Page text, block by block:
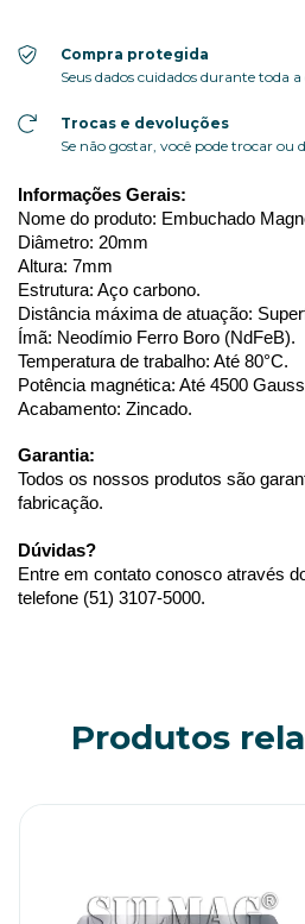
Compra protegida
Seus dados cuidados durante toda
Trocas e devoluções
Se não gostar, você pode trocar ou
Informações Gerais:
Nome do produto: Embuchado
Diâmetro: 20mm
Altura: 7mm
Estrutura: Aço carbono.
Distância máxima de atuação:
Ímã: Neodímio Ferro Boro (NdFeB).
Temperatura de trabalho: Até 80°C.
Potência magnética: Até 4500
Acabamento: Zincado.
Garantia:
Todos os nossos produtos são
fabricação.
Dúvidas?
Entre em contato conosco através
telefone (51) 3107-5000.
Produtos